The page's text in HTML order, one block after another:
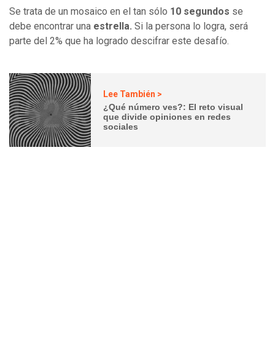
Se trata de un mosaico en el tan sólo 10 segundos se
debe encontrar una estrella. Si la persona lo logra, será
parte del 2% que ha logrado descifrar este desafío.
Lee También >
¿Qué número ves?: El reto visual
que divide opiniones en redes
sociales